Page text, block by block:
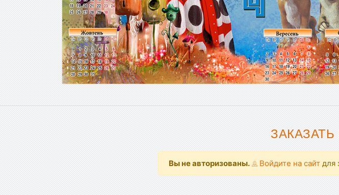
Вы не авторизованы. Войдите на сайт для